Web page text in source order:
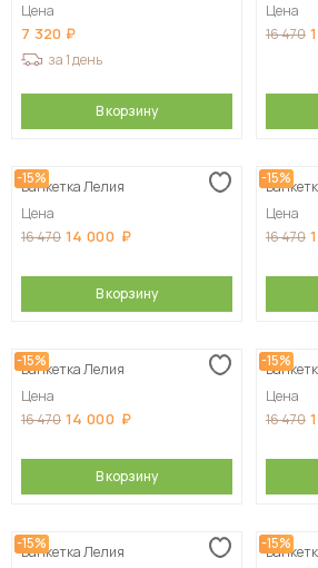
Цена
7 320
за 1 день
В корзину
Цена
16 470
-15%
Банкетка Лелия
Цена
16 470 14 000
В корзину
-15%
Цена
16 470
-15%
Банкетка Лелия
Цена
16 470 14 000
В корзину
-15%
Цена
16 470
-15%
Банкетка Лелия
-15%